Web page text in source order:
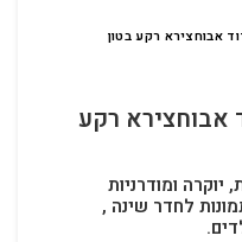
אבוחצירא רקע בטון
אבוחצירא רקע
יוקרה ומודרניות
לחדר שינה ,